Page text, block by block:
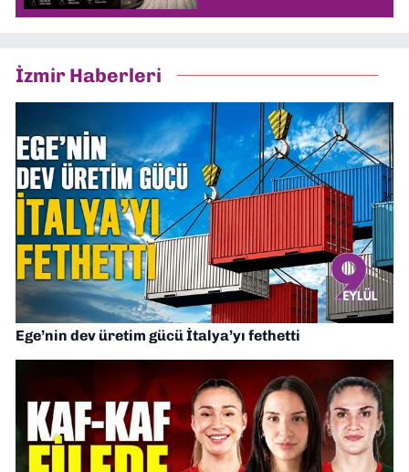
İzmir Haberleri
Ege’nin dev üretim gücü İtalya’yı fethetti